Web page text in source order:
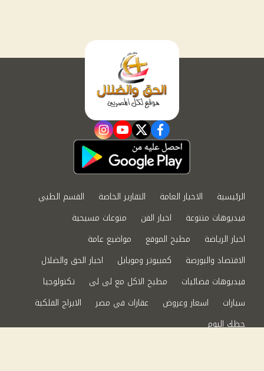
facebook
twitter
youtube
instagram
الرئيسية الاخبار العامة التقارير الخاصة
القسم الطبي
فيديوهات متنوعة
اخبار الفن
منوعات مسيحية
اخبار الرياضة
مطبخ الموقع
مواضيع عامة
الاقتصاد والبورصة
كمبيوتر وموبايل
اخبار الحق والضلال
فيديوهات فضائيات
مطبخ الاكل مع لى لى
تكنولوجيا
سيارات
اسعار وعروض عقارات في مصر
الابراج الفلكية
حظك اليوم